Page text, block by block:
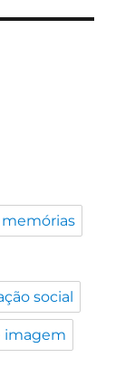
social
imagem